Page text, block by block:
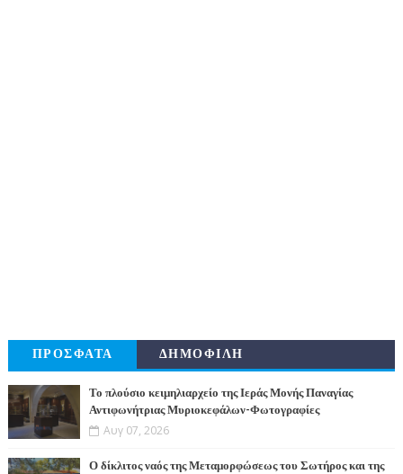
ΠΡΟΣΦΑΤΑ ΔΗΜΟΦΙΛΗ
Το πλούσιο κειμηλιαρχείο της Ιεράς Μονής Παναγίας
Αντιφωνήτριας Μυριοκεφάλων-Φωτογραφίες
Αυγ 07, 2026
Ο δίκλιτος ναός της Μεταμορφώσεως του Σωτήρος και της